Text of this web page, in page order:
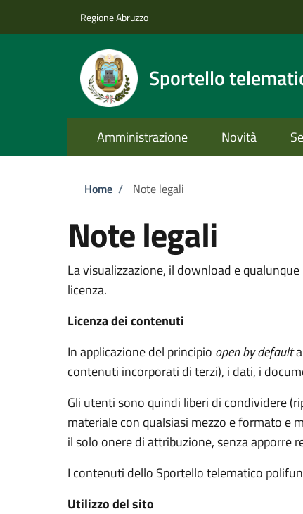
Regione Abruzzo
Sportello
Amministrazione Novità
Briciole di pane
Home / Note legali
Note legali
La visualizzazione, il download e
licenza.
Licenza dei contenuti
In applicazione del principio open by default
contenuti incorporati di terzi), i dati, i
Gli utenti sono quindi liberi di condividere
materiale con qualsiasi mezzo e formato e
il solo onere di attribuzione, senza apporre
I contenuti dello Sportello telematico
Utilizzo del sito